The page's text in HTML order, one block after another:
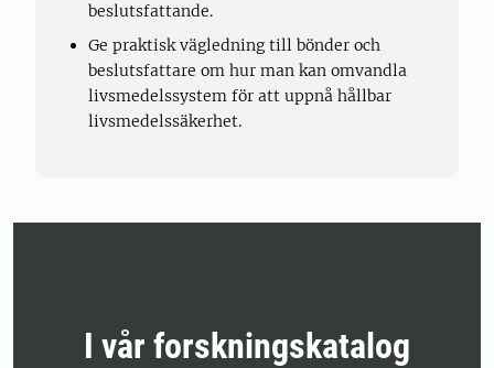
beslutsfattande.
Ge praktisk vägledning till bönder och
beslutsfattare om hur man kan omvandla
livsmedelssystem för att uppnå hållbar
livsmedelssäkerhet.
I vår forskningskatalog